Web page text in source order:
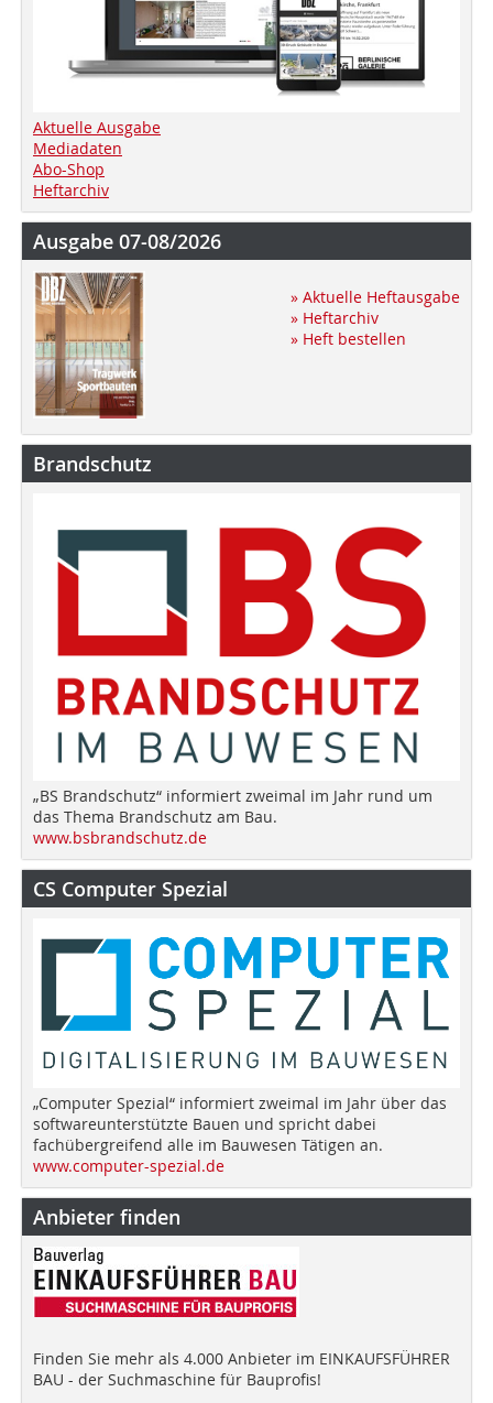
Aktuelle Ausgabe
Mediadaten
Abo-Shop
Heftarchiv
Ausgabe 07-08/2026
» Aktuelle Heftausgabe
» Heftarchiv
» Heft bestellen
Brandschutz
„BS Brandschutz“ informiert zweimal im Jahr rund um
das Thema Brandschutz am Bau.
www.bsbrandschutz.de
CS Computer Spezial
„Computer Spezial“ informiert zweimal im Jahr über das
softwareunterstützte Bauen und spricht dabei
fachübergreifend alle im Bauwesen Tätigen an.
www.computer-spezial.de
Anbieter finden
Finden Sie mehr als 4.000 Anbieter im EINKAUFSFÜHRER
BAU - der Suchmaschine für Bauprofis!